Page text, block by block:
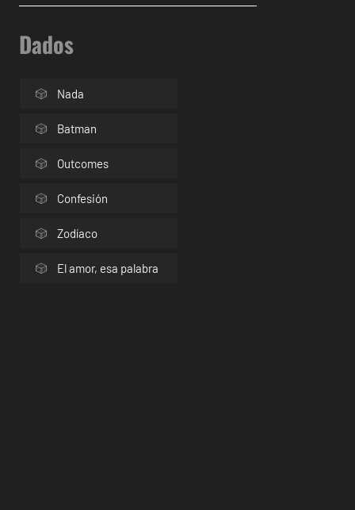
Dados
Nada
Batman
Outcomes
Confesión
Zodíaco
El amor, esa palabra